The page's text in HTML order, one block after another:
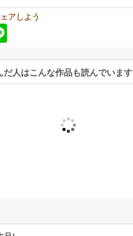
アしよう
だ人はこんな作品も読んでいます